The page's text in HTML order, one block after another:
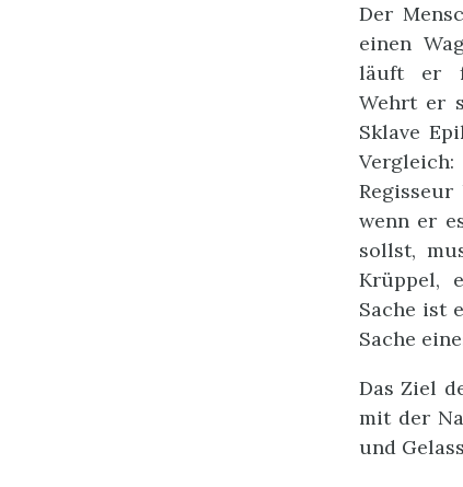
Der
einen
läuft er
Wehrt er
Sklave
wenn er
sollst,
Krüppel,
Sache ist
Sache
Das Ziel
mit der
und